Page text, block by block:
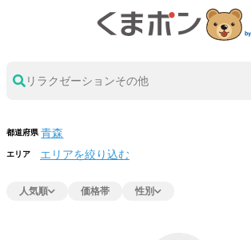
リラクゼーションその他
都道府県
エリア エリアを絞り込む
人気順 価格帯 性別